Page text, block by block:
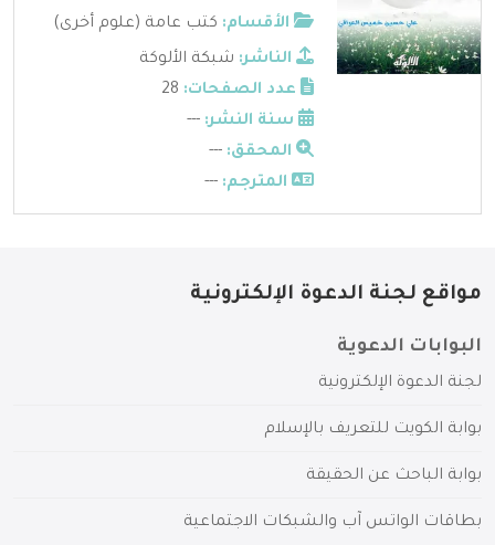
الأقسام: كتب عامة (علوم أخرى)
الناشر: شبكة الألوكة
عدد الصفحات:
سنة النشر: ---
المحقق: ---
المترجم: ---
مواقع لجنة الدعوة الإلكترونية
البوابات الدعوية
لجنة الدعوة الإلكترونية
بوابة الكويت للتعريف بالإسلام
بوابة الباحث عن الحقيقة
بطاقات الواتس آب والشبكات الاجتماعية